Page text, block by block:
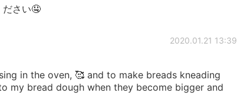
ださい🤤
2020.01.21 13:39
in the oven, 🥰 and to make breads kneading
my bread dough when they become bigger and